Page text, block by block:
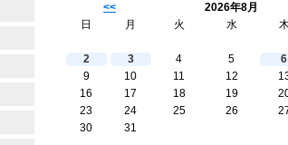
<<
2026年8月
日
月 火 水
2
3 4 5 6
9
10 11 12
16
17 18 19
23
24 25 26
30
31